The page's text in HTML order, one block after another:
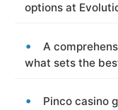
options at
A
what sets the
Pinco casino